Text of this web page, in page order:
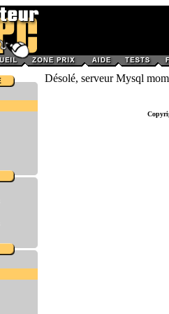
Désolé, serveur Mysql